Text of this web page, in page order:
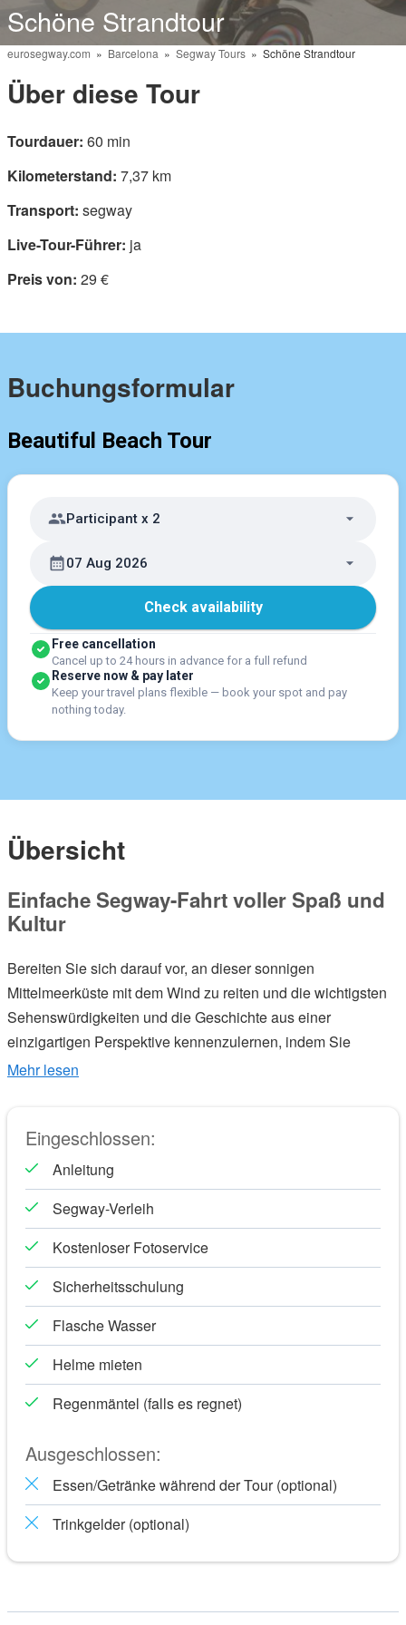
Schöne Strandtour
eurosegway.com » Barcelona » Segway Tours » Schöne Strandtour
Über diese Tour
Tourdauer: 60 min
Kilometerstand: 7,37 km
Transport: segway
Live-Tour-Führer: ja
Preis von: 29 €
Buchungsformular
Beautiful Beach Tour
Participant x 2
07 Aug 2026
Check availability
Free cancellation
Cancel up to 24 hours in advance for a full refund
Reserve now & pay later
Keep your travel plans flexible — book your spot and pay
nothing today.
Übersicht
Einfache Segway-Fahrt voller Spaß und
Kultur
Bereiten Sie sich darauf vor, an dieser sonnigen
Mittelmeerküste mit dem Wind zu reiten und die wichtigsten
Sehenswürdigkeiten und die Geschichte aus einer
einzigartigen Perspektive kennenzulernen, indem Sie
mühelos mit dem erstaunlichen Segway fahren!
Richtung des alten Hafens von Barcelona. Erfahren Sie mehr
über die Olympischen Spiele und wie die gesamte Küste in
die wunderschönen und bezaubernden Strände von heute
umgewandelt wurde. Bewundern Sie die wunderschönen
Fassaden wichtiger Gebäude in der Altstadt und erfahren Sie
zum Wachstum der Stadt beigetragen haben. Nachdem wir
das charismatische Viertel La Barceloneta durchquert haben,
fahren wir durch den belebten Stadtstrand, um die
Erdterrasse des Olympischen Hafens zu besuchen, eine der
Hauptbühnen des Wettbewerbs und ein herrlicher Ort für den
Panoramablick auf die wunderschöne Küste und die Skyline
Schnappschüsse bietet.
Erleben Sie das magische Gefühl, eingebettet in die
inspirierende Brise, die schnell über die sonnigen Küsten der
Stadt streicht!
Lass uns an den Strand gehen? Natürlich auf
Mehr lesen
Eingeschlossen:
Anleitung
Segway-Verleih
Kostenloser Fotoservice
Sicherheitsschulung
Flasche Wasser
Helme mieten
Regenmäntel (falls es regnet)
Ausgeschlossen:
Essen/Getränke während der Tour (optional)
Trinkgelder (optional)